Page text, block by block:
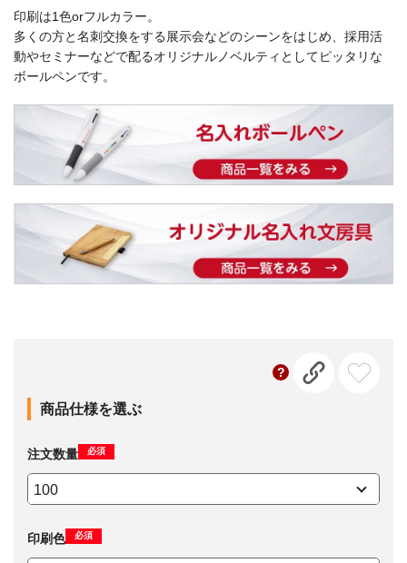
印刷は1色orフルカラー。
多くの方と名刺交換をする展示会などのシーンをはじめ、採用活
動やセミナーなどで配るオリジナルノベルティとしてピッタリな
ボールペンです。
商品仕様を選ぶ
注文数量 必須
印刷色 必須